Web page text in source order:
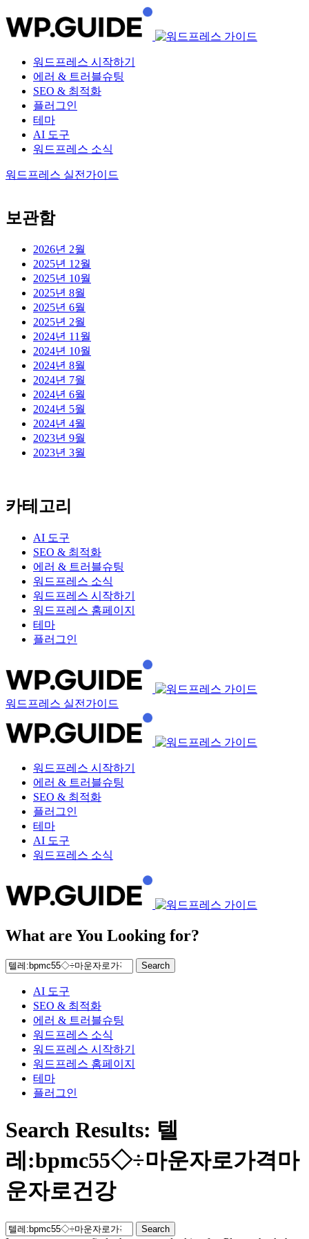
워드프레스 시작하기
에러 & 트러블슈팅
SEO & 최적화
플러그인
테마
AI 도구
워드프레스 소식
워드프레스 실전가이드
보관함
2026년 2월
2025년 12월
2025년 10월
2025년 8월
2025년 6월
2025년 2월
2024년 11월
2024년 10월
2024년 8월
2024년 7월
2024년 6월
2024년 5월
2024년 4월
2023년 9월
2023년 3월
카테고리
AI 도구
SEO & 최적화
에러 & 트러블슈팅
워드프레스 소식
워드프레스 시작하기
워드프레스 홈페이지
테마
플러그인
워드프레스 실전가이드
워드프레스 시작하기
에러 & 트러블슈팅
SEO & 최적화
플러그인
테마
AI 도구
워드프레스 소식
What are You Looking for?
Search
AI 도구
SEO & 최적화
에러 & 트러블슈팅
워드프레스 소식
워드프레스 시작하기
워드프레스 홈페이지
테마
플러그인
Search Results: 텔
레:bpmc55◇÷마운자로가격마
운자로건강
Search